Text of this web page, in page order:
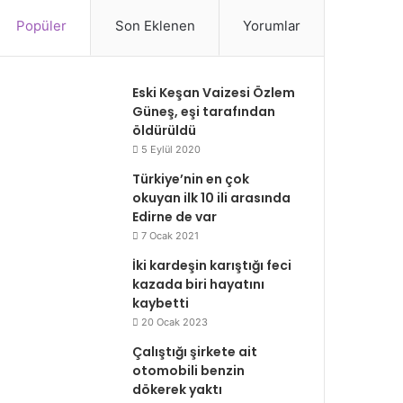
Popüler Son Eklenen Yorumlar
Eski Keşan Vaizesi Özlem
Güneş, eşi tarafından
öldürüldü
5 Eylül 2020
Türkiye’nin en çok
okuyan ilk 10 ili arasında
Edirne de var
7 Ocak 2021
İki kardeşin karıştığı feci
kazada biri hayatını
kaybetti
20 Ocak 2023
Çalıştığı şirkete ait
otomobili benzin
dökerek yaktı